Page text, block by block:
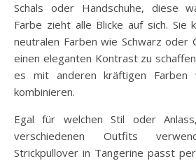
Schals oder Handschuhe, diese
Farbe zieht alle Blicke auf sich. Sie
neutralen Farben wie Schwarz oder
einen eleganten Kontrast zu
es mit anderen kräftigen Farben
kombinieren.
Egal für welchen Stil oder
verschiedenen Outfits
Strickpullover in Tangerine passt